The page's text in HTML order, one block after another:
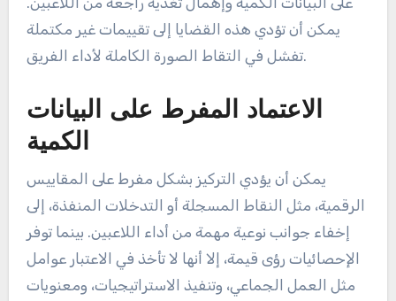
يمكن أن تؤدي هذه القضايا إلى تقييمات غير مكتملة
تفشل في التقاط الصورة الكاملة لأداء الفريق.
الاعتماد المفرط على البيانات
الكمية
يمكن أن يؤدي التركيز بشكل مفرط على المقاييس
الرقمية، مثل النقاط المسجلة أو التدخلات المنفذة، إلى
إخفاء جوانب نوعية مهمة من أداء اللاعبين. بينما توفر
الإحصائيات رؤى قيمة، إلا أنها لا تأخذ في الاعتبار عوامل
مثل العمل الجماعي، وتنفيذ الاستراتيجيات، ومعنويات